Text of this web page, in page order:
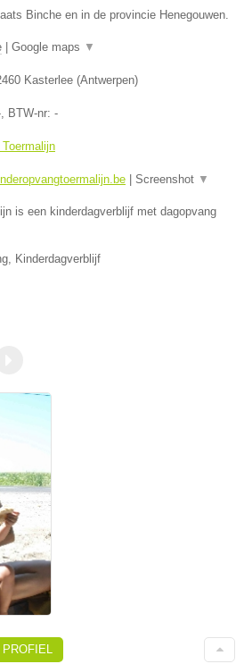
Binche en in de provincie Henegouwen.
Google maps ▼
Kasterlee (Antwerpen)
, BTW-nr: -
Screenshot ▼
is een kinderdagverblijf met dagopvang
Kinderdagverblijf